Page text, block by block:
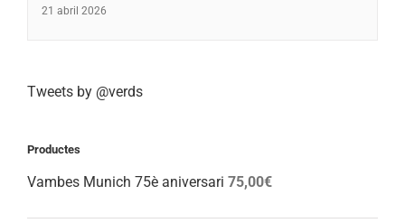
21 abril 2026
Tweets by @verds
Productes
Vambes Munich 75è aniversari 75,00€